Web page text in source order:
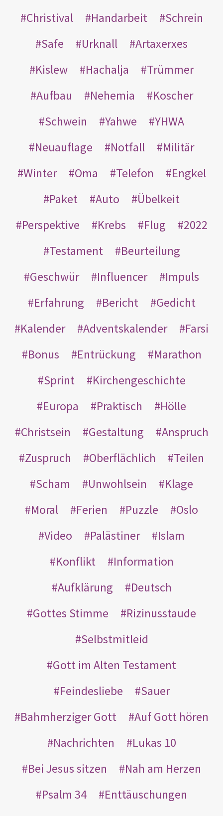
Christival Handarbeit
Schrein
Safe
Urknall
Artaxerxes
Kislew
Hachalja
Trümmer
Aufbau
Nehemia
Koscher
Schwein
Yahwe
YHWA
Neuauflage
Notfall
Militär
Winter
Oma Telefon
Engkel
Paket
Auto
Übelkeit
Perspektive
Krebs Flug
2022
Testament
Beurteilung
Geschwür
Influencer
Impuls
Erfahrung
Bericht
Gedicht
Kalender
Adventskalender
Farsi
Bonus
Entrückung
Marathon
Sprint
Kirchengeschichte
Europa
Praktisch
Hölle
Christsein
Gestaltung
Anspruch
Zuspruch
Oberflächlich
Teilen
Scham
Unwohlsein
Klage
Moral
Ferien Puzzle
Oslo
Video
Palästiner
Islam
Konflikt
Information
Aufklärung
Deutsch
Gottes Stimme
Rizinusstaude
Selbstmitleid
Gott im Alten Testament
Feindesliebe
Sauer
Bahmherziger Gott
Auf Gott hören
Nachrichten
Lukas 10
Bei Jesus sitzen
Nah am Herzen
Psalm 34
Enttäuschungen